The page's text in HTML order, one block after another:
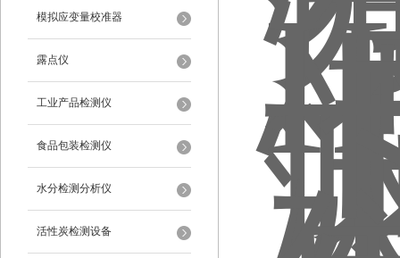
模拟应变量校准器
露点仪
工业产品检测仪
食品包装检测仪
水分检测分析仪
活性炭检测设备